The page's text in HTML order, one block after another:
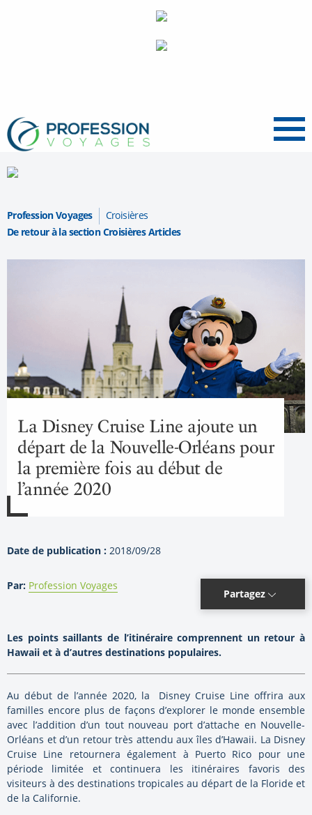
Menu
Profession Voyages
Croisières
De retour à la section Croisières Articles
La Disney Cruise Line ajoute un
départ de la Nouvelle-Orléans pour
la première fois au début de
l’année 2020
Date de publication : 2018/09/28
Par: Profession Voyages
Partagez
Les points saillants de l’itinéraire comprennent un retour à
Hawaii et à d’autres destinations populaires.
Au début de l’année 2020, la Disney Cruise Line offrira aux
familles encore plus de façons d’explorer le monde ensemble
avec l’addition d’un tout nouveau port d’attache en Nouvelle-
Orléans et d’un retour très attendu aux îles d’Hawaii. La Disney
Cruise Line retournera également à Puerto Rico pour une
période limitée et continuera les itinéraires favoris des
visiteurs à des destinations tropicales au départ de la Floride et
de la Californie.